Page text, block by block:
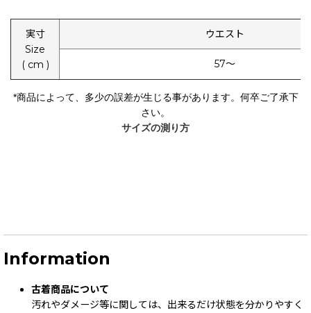
実寸
Size
( cm )
ウエスト
57〜
*商品によって、多少の誤差が生じる事があります。何卒ご了承下
さい。
サイズの測り方
Information
古着商品について
汚れやダメージ等に関しては、出来るだけ状態を分かりやすく